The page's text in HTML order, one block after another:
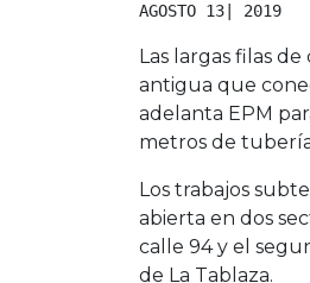
AGOSTO 13| 2019
Las largas filas
antigua que
adelanta EPM
metros de
Los trabajos
abierta en dos
calle 94 y el
de La Tablaza.